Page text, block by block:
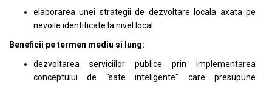
elaborarea unei strategii de dezvoltare locala axata pe
nevoile identificate la nivel local.
Beneficii pe termen mediu si lung:
dezvoltarea serviciilor publice prin implementarea
conceptului de "sate inteligente" care presupune